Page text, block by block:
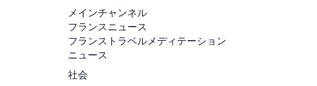
メインチャンネル
フランスニュース
フランストラベルメディテーション
ニュース
社会